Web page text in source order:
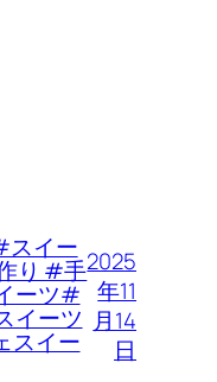
ー
り #手
ーツ#
イーツ
スイー
2025
年11
月14
日